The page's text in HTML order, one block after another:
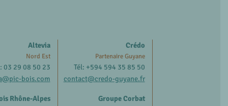
Altevia
Nord Est
03 29 08 50 23
bois.com
Rhône-Alpes
Crédo
Partenaire Guyane
Tél: +594 594 35 85 50
contact@credo-guyane.fr
Groupe Corbat